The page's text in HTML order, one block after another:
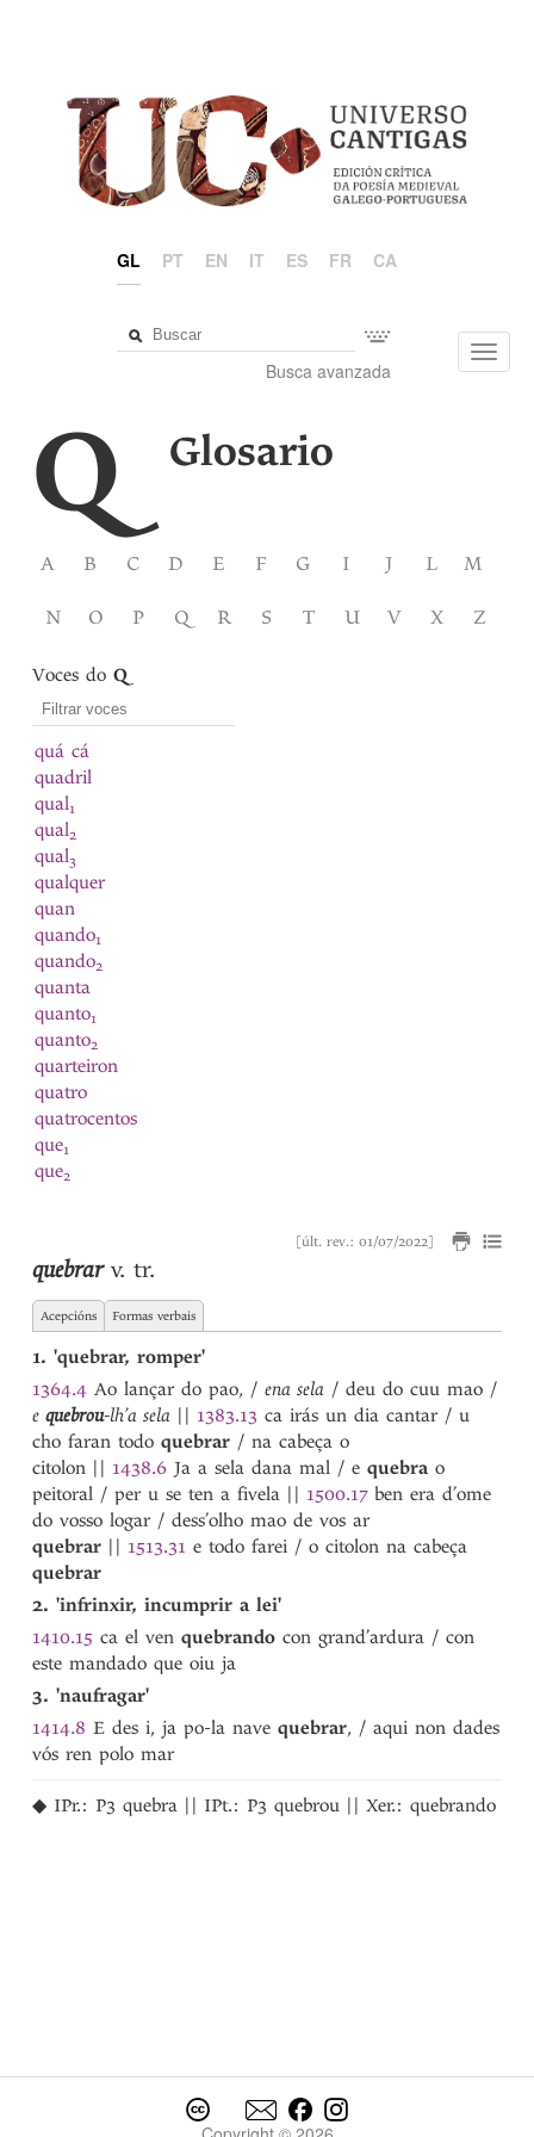
GL PT EN IT ES FR CA
Busca avanzada
Q Glosario
A B C D E F G I J L M
N O P Q R S T U V X Z
Voces doQ
quá cá
quadril
qual1
qual2
qual3
qualquer
quan
quando1
quando2
quanta
quanto1
quanto2
quarteiron
quatro
quatrocentos
que1
que2
quebrantado
quebrantar
quebranto
quebrar
queda
quedada
quedado
quedar
quedo
queijada
Queimado
queimar
queixada
queixadura
queixar
queixo
queixosa1
queixosa
queixoso
quejando
[últ. rev.: 01/07/2022]
quebrar v. tr.
Acepcións Formas verbais
1. 'quebrar, romper'
1364.4 Ao lançar do pao, /ena sela / deu do cuu mao /
equebrou-lh’a sela || 1383.13 ca irás un dia cantar / u
cho faran todoquebrar / na cabeça o
citolon || 1438.6 Ja a sela dana mal / equebrao
peitoral / per u se ten a fivela || 1500.17ben era d’ome
do vosso logar / dess’olho mao de vos ar
quebrar || 1513.31 e todo farei / o citolon na cabeça
quebrar
2. 'infrinxir, incumprir a lei'
1410.15 ca el venquebrando con grand’ardura / con
este mandado que oiu ja
3. 'naufragar'
1414.8 E des i, ja po-la navequebrar, / aqui non dades
vós ren polo mar
◆ IPr.:P3quebra || IPt.:P3quebrou || Xer.:quebrando